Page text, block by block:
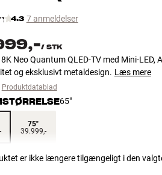
4.3 7 anmeldelser
/ STK
Neo Quantum QLED-TV med Mini-LED,
og eksklusivt metaldesign. Læs mere
Produktdatablad
65"
75"
39.999,-
er ikke længere tilgængeligt i den